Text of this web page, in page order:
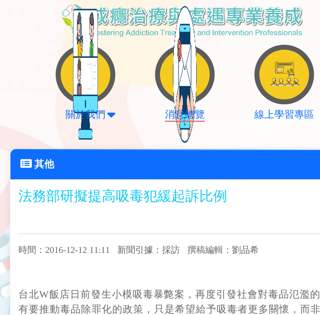
關於我們 消息總覽 線上學習專區
其他
法務部研擬提高吸毒犯緩起訴比例
時間：2016-12-12 11:11 新聞引據：採訪 撰稿編輯：劉品希
台北W飯店日前發生小模吸毒暴斃案，再度引發社會對毒品氾濫
有要推動毒品除罪化的政策，只是希望給予吸毒者更多關懷，而